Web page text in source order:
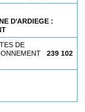
D'ARDIEGE :
DE
239 102